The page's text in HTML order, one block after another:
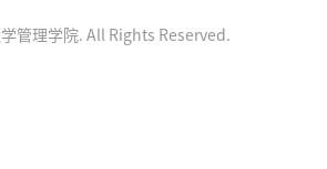
管理学院. All Rights Reserved.